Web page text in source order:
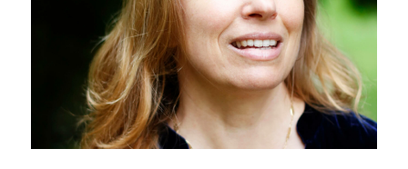
Natacha Nikouline